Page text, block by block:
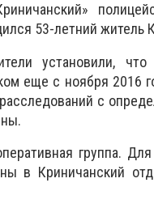
53-летний житель
установили,
еще с ноября 2016
с
группа.
в Криничанский